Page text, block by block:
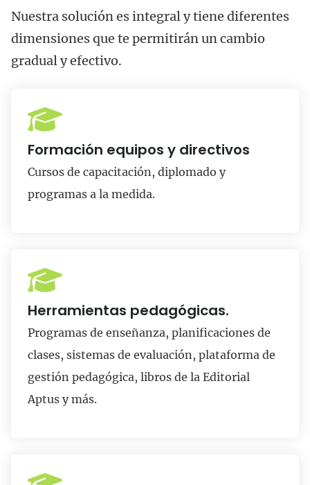
Nuestra solución es integral y tiene diferentes
dimensiones que te permitirán un cambio
gradual y efectivo.
Formación equipos y directivos
Cursos de capacitación, diplomado y
programas a la medida.
Herramientas pedagógicas.
Programas de enseñanza, planificaciones de
clases, sistemas de evaluación, plataforma de
gestión pedagógica, libros de la Editorial
Aptus y más.